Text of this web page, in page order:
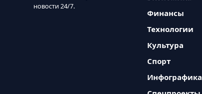
новости 24/7.
Финансы
Технологии
Культура
Спорт
Инфографика